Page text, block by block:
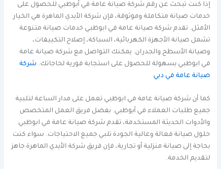
إذا كنت تبحث عن رقم شركة صيانة عامة في أبوظبي للحصول على
خدمات صيانة متكاملة وموثوقة، فإن شركة الأيدي الماهرة هي الخيار
الأمثل. تقدم شركة صيانة عامة في ابوظبي خدمات صيانة متنوعة
تشمل صيانة الأجهزة الكهربائية، السباكة، إصلاح التكييفات،
وصيانة الأسطح والجدران. يمكنك التواصل مع شركة صيانة عامة
في ابوظبي بسهولة للحصول على استجابة فورية لحاجاتك. شركة
صيانة عامة في دبي
كما أن شركة صيانة عامة في ابوظبي تعمل على مدار الساعة لتلبية
جميع طلبات العملاء في أبوظبي. بفضل فريق العمل المتخصص
والأدوات الحديثة المستخدمة، تقدم شركة صيانة عامة في ابوظبي
حلول صيانة فعالة وعالية الجودة تلبي جميع الاحتياجات. سواء كنت
بحاجة إلى صيانة منزلية أو تجارية، فإن فريق شركة الأيدي الماهرة جاهز
لتقديم الخدمة.